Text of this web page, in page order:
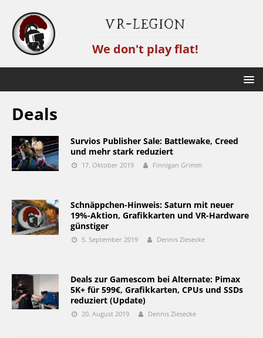
VR-Legion
We don't play flat!
Deals
Survios Publisher Sale: Battlewake, Creed
und mehr stark reduziert
17. Oktober 2019 Finnigan Grimm
Schnäppchen-Hinweis: Saturn mit neuer
19%-Aktion, Grafikkarten und VR-Hardware
günstiger
5. September 2019 Dennis Ziesecke
Deals zur Gamescom bei Alternate: Pimax
5K+ für 599€, Grafikkarten, CPUs und SSDs
reduziert (Update)
20. August 2019 Dennis Ziesecke